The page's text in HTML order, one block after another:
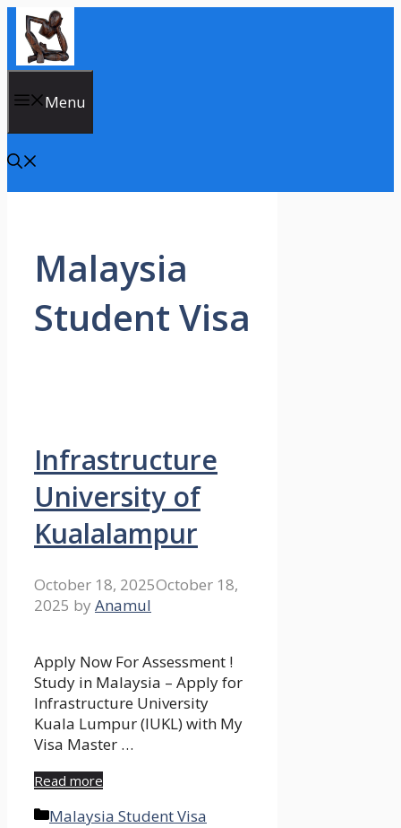
Skip
content
Menu
Malaysia
Student Visa
Infrastructure
University of
Kualalampur
October 18, 2025October 18,
2025 by Anamul
Apply Now For Assessment !
Study in Malaysia – Apply for
Infrastructure University
Kuala Lumpur (IUKL) with My
Visa Master …
Read more
Categories
Malaysia Student Visa